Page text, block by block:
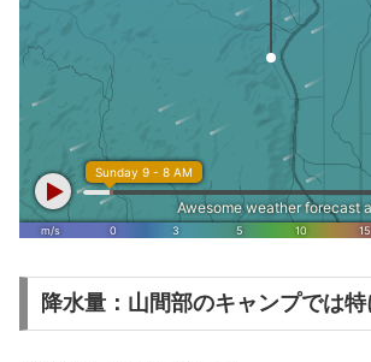
降水量：山間部のキャンプでは